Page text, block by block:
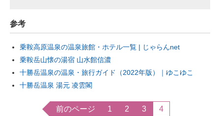
参考
乗鞍高原温泉の温泉旅館・ホテル一覧 | じゃらんnet
乗鞍岳山懐の湯宿 山水館信濃
十勝岳温泉の温泉・旅行ガイド（2022年版）｜ゆこゆこ
十勝岳温泉 湯元 凌雲閣
前のページ 1 2 3 4